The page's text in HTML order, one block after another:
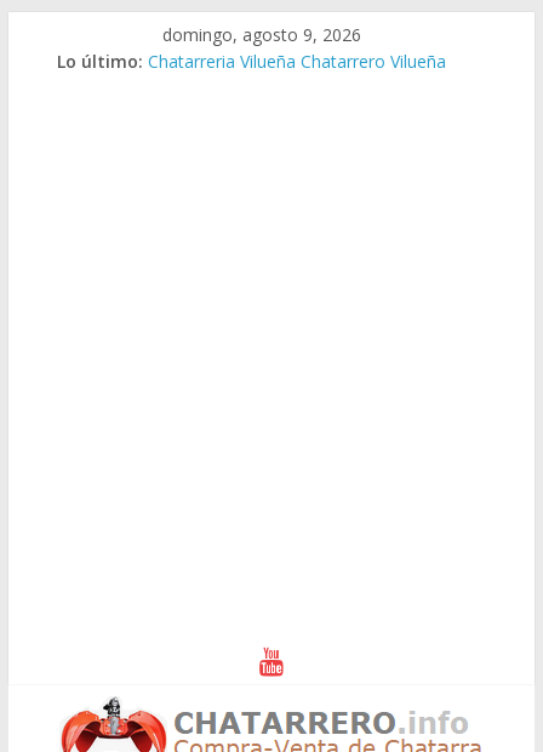
domingo, agosto 9, 2026
Lo último: Chatarreria Vilueña Chatarrero Vilueña